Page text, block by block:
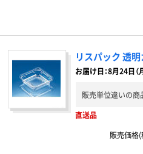
リスパック 透
お届け日：8月24日（
販売単位違いの商
直送品
販売価格(